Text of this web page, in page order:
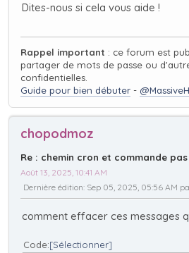
Dites-nous si cela vous aide !
Rappel important : ce forum est
partager de mots de passe ou
confidentielles.
Guide pour bien débuter -
chopodmoz
Re : chemin cron et commande
Août 13, 2025, 10:41 AM
Dernière édition: Sep 05, 2025, 05:56 AM
comment effacer ces messages
Code Sélectionner